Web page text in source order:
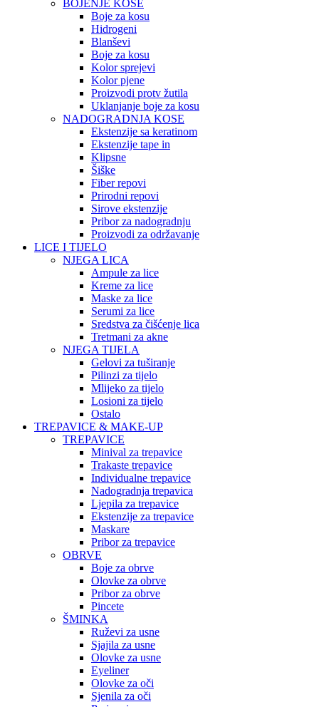
BOJENJE KOSE
Boje za kosu
Hidrogeni
Blanševi
Boje za kosu
Kolor sprejevi
Kolor pjene
Proizvodi protv žutila
Uklanjanje boje za kosu
NADOGRADNJA KOSE
Ekstenzije sa keratinom
Ekstenzije tape in
Klipsne
Šiške
Fiber repovi
Prirodni repovi
Sirove ekstenzije
Pribor za nadogradnju
Proizvodi za održavanje
LICE I TIJELO
NJEGA LICA
Ampule za lice
Kreme za lice
Maske za lice
Serumi za lice
Sredstva za čišćenje lica
Tretmani za akne
NJEGA TIJELA
Gelovi za tuširanje
Pilinzi za tijelo
Mlijeko za tijelo
Losioni za tijelo
Ostalo
TREPAVICE & MAKE-UP
TREPAVICE
Minival za trepavice
Trakaste trepavice
Individualne trepavice
Nadogradnja trepavica
Ljepila za trepavice
Ekstenzije za trepavice
Maskare
Pribor za trepavice
OBRVE
Boje za obrve
Olovke za obrve
Pribor za obrve
Pincete
ŠMINKA
Ruževi za usne
Sjajila za usne
Olovke za usne
Eyeliner
Olovke za oči
Sjenila za oči